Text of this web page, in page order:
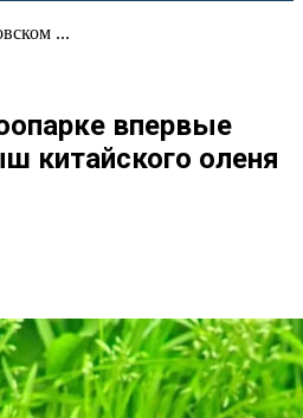
...
впервые
китайского оленя